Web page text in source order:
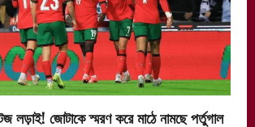
লড়াই! জোটাকে স্মরণ করে মাঠে নামছে পর্তুগাল